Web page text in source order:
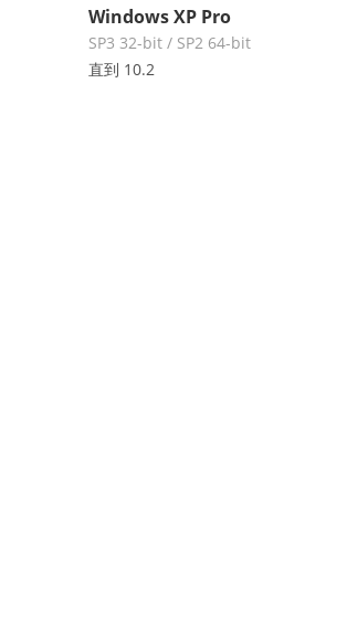
Windows XP Pro
SP3 32-bit / SP2 64-bit
直到 10.2